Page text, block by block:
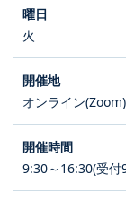
火
オンライン(Zoom)
9:30～16:30(受付